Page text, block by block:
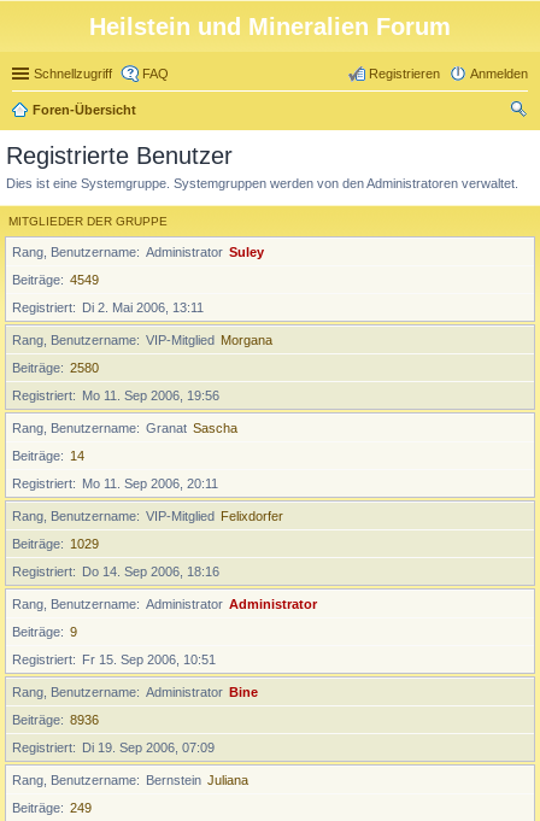
Heilstein und Mineralien Forum
Schnellzugriff FAQ Anmelden
Registrieren
Foren-Übersicht
Registrierte Benutzer
Dies ist eine Systemgruppe. Systemgruppen werden von den Administratoren verwaltet.
MITGLIEDER DER GRUPPE
Rang, Benutzername Administrator Suley
Beiträge
4549
Registriert
Di 2. Mai 2006, 13:11
Rang, Benutzername VIP-Mitglied Morgana
Beiträge
2580
Registriert
Mo 11. Sep 2006, 19:56
Rang, Benutzername Granat Sascha
Beiträge
14
Registriert
Mo 11. Sep 2006, 20:11
Rang, Benutzername VIP-Mitglied Felixdorfer
Beiträge
1029
Registriert
Do 14. Sep 2006, 18:16
Rang, Benutzername Administrator Administrator
Beiträge
9
Registriert
Fr 15. Sep 2006, 10:51
Rang, Benutzername Administrator Bine
Beiträge
8936
Registriert
Di 19. Sep 2006, 07:09
Rang, Benutzername Bernstein Juliana
Beiträge
249